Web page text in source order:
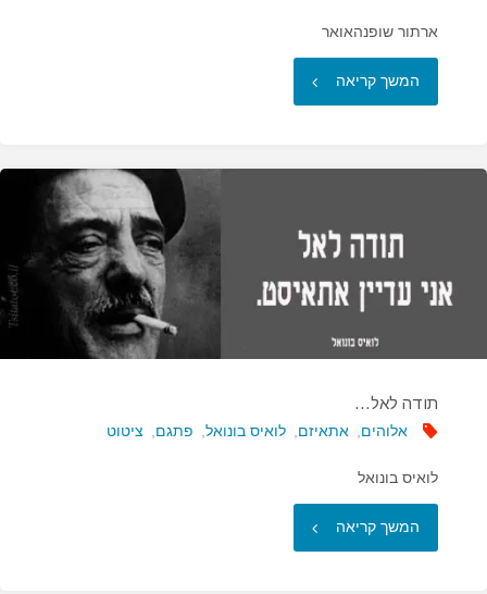
ארתור שופנהאואר
המשך קריאה "חכם
רואה
חולשתו…"
תודה לאל…
אלוהים, אתאיזם, לואיס בונואל, פתגם, ציטוט
לואיס בונואל
המשך קריאה "תודה